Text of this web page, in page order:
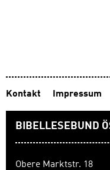
Kontakt Impressum
BIBELLESEBUND
Obere Marktstr. 18